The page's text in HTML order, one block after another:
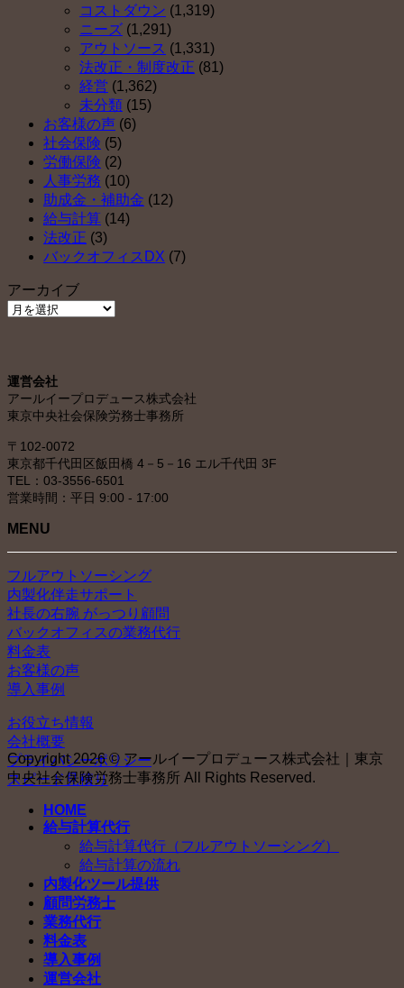
コストダウン (1,319)
ニーズ (1,291)
アウトソース (1,331)
法改正・制度改正 (81)
経営 (1,362)
未分類 (15)
お客様の声 (6)
社会保険 (5)
労働保険 (2)
人事労務 (10)
助成金・補助金 (12)
給与計算 (14)
法改正 (3)
バックオフィスDX (7)
アーカイブ
ア
ブ
運営会社
アールイープロデュース株式会社
東京中央社会保険労務士事務所
〒102-0072
東京都千代田区飯田橋 4－5－16 エル千代田 3F
TEL：03-3556-6501
営業時間：平日 9:00 - 17:00
MENU
フルアウトソーシング
内製化伴走サポート
社長の右腕 がっつり顧問
バックオフィスの業務代行
料金表
お客様の声
導入事例
お役立ち情報
会社概要
プライバシーポリシー
スピード見積り
Copyright 2026 © アールイープロデュース株式会社｜東京
中央社会保険労務士事務所 All Rights Reserved.
HOME
給与計算代行
給与計算代行（フルアウトソーシング）
給与計算の流れ
内製化ツール提供
顧問労務士
業務代行
料金表
導入事例
運営会社